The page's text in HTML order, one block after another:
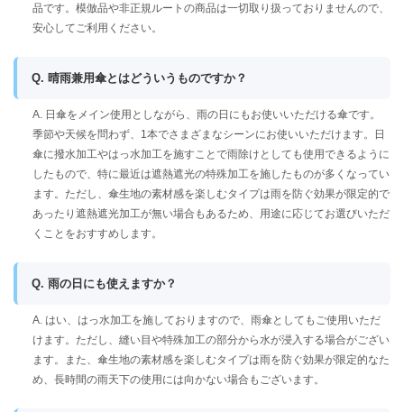
品です。模倣品や非正規ルートの商品は一切取り扱っておりませんので、
安心してご利用ください。
Q. 晴雨兼用傘とはどういうものですか？
A. 日傘をメイン使用としながら、雨の日にもお使いいただける傘です。
季節や天候を問わず、1本でさまざまなシーンにお使いいただけます。日
傘に撥水加工やはっ水加工を施すことで雨除けとしても使用できるように
したもので、特に最近は遮熱遮光の特殊加工を施したものが多くなってい
ます。ただし、傘生地の素材感を楽しむタイプは雨を防ぐ効果が限定的で
あったり遮熱遮光加工が無い場合もあるため、用途に応じてお選びいただ
くことをおすすめします。
Q. 雨の日にも使えますか？
A. はい、はっ水加工を施しておりますので、雨傘としてもご使用いただ
けます。ただし、縫い目や特殊加工の部分から水が浸入する場合がござい
ます。また、傘生地の素材感を楽しむタイプは雨を防ぐ効果が限定的なた
め、長時間の雨天下の使用には向かない場合もございます。